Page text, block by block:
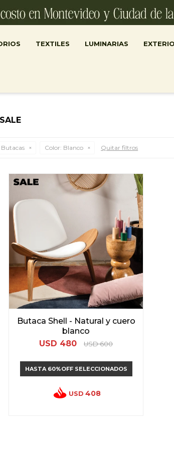
TEXTILES LUMINARIAS
Butacas Color: Blanco Quitar filtros
Butaca Shell - Natural y cuero
blanco
USD 480 USD 600
HASTA 60%OFF SELECCIONADOS
USD 408